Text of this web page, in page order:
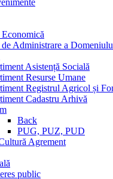
Administrare a
Asistență Socială
Resurse Umane
Registrul Agricol și
Cadastru Arhivă
Back
PUG, PUZ, PUD
Agrement
public